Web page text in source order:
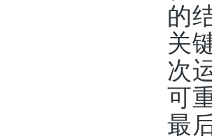
的
关
次
可
最